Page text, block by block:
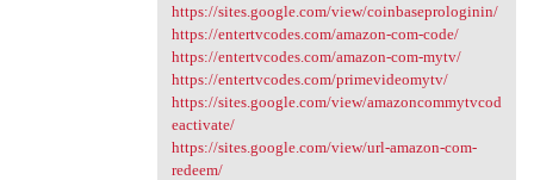
https://sites.google.com/view/coinbaseprologinin/
https://entertvcodes.com/amazon-com-code/
https://entertvcodes.com/amazon-com-mytv/
https://entertvcodes.com/primevideomytv/
https://sites.google.com/view/amazoncommytvcod
eactivate/
https://sites.google.com/view/url-amazon-com-
redeem/